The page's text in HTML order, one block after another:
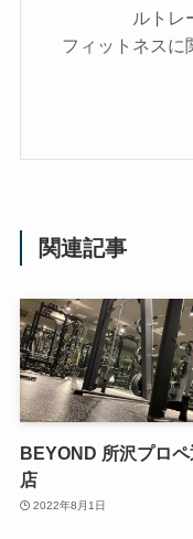
ルトレ
フィットネスに
関連記事
BEYOND 所沢プロペ
店
2022年8月1日